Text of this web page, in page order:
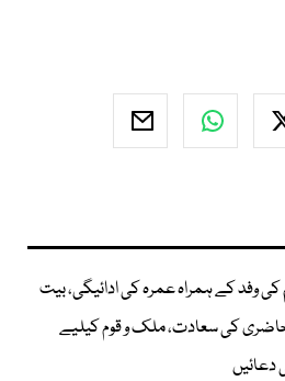
کی وفد کے ہمراہ عمرہ کی ادائیگی، بیت
حاضری کی سعادت، ملک و قوم کیلیے